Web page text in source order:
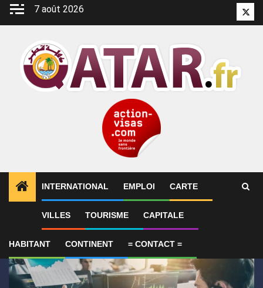
Aller
7 août 2026
INTERNATIONAL EMPLOI CARTE
VILLES TOURISME CAPITALE
HABITANT CONTINENT = CONTACT =
ALERTES INFO 1 SYNTHÈSE 2-Le Qatar fait état